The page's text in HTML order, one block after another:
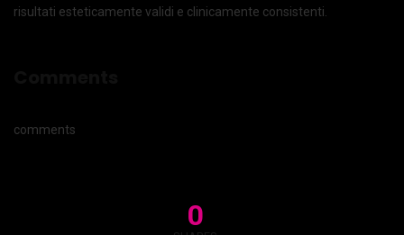
risultati esteticamente validi e clinicamente consistenti.
comments
0